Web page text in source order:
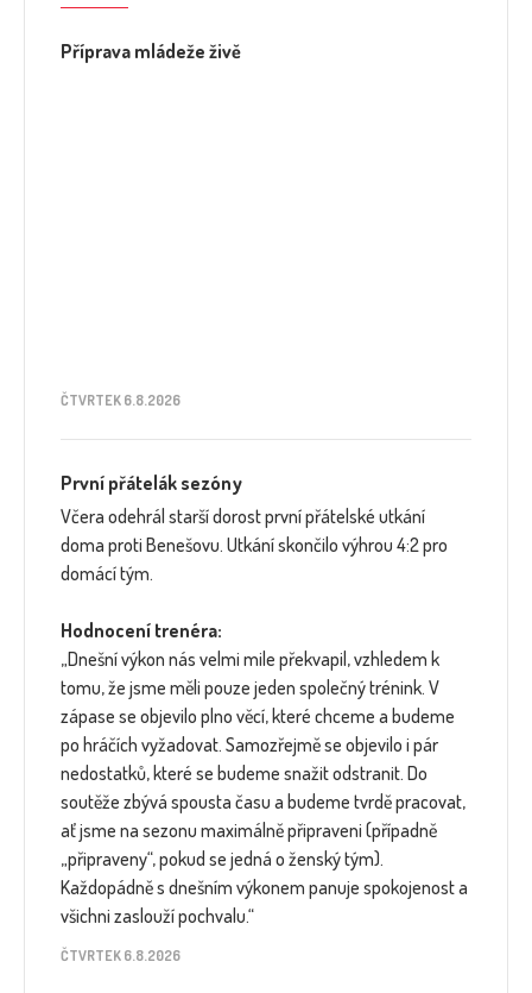
Příprava mládeže živě
ČTVRTEK 6.8.2026
První přátelák sezóny
Včera odehrál starší dorost první přátelské utkání
doma proti Benešovu. Utkání skončilo výhrou 4:2 pro
domácí tým.
Hodnocení trenéra:
„Dnešní výkon nás velmi mile překvapil, vzhledem k
tomu, že jsme měli pouze jeden společný trénink. V
zápase se objevilo plno věcí, které chceme a budeme
po hráčích vyžadovat. Samozřejmě se objevilo i pár
nedostatků, které se budeme snažit odstranit. Do
soutěže zbývá spousta času a budeme tvrdě pracovat,
ať jsme na sezonu maximálně připraveni (případně
„připraveny“, pokud se jedná o ženský tým).
Každopádně s dnešním výkonem panuje spokojenost a
všichni zaslouží pochvalu.“
ČTVRTEK 6.8.2026